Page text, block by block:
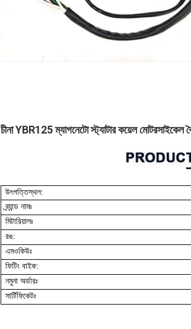
চীনা YBR125 ম্যাগনেটো স্ট্যাটার কয়েল মোটরসাইকেল
উৎপত্তিস্থল:
ব্র্যান্ড নামঃ
মিটারিয়ালঃ
রঙ:
এমওকিউঃ
ফিটিং বাইক:
নমুনা অর্ডারঃ
সার্টিফিকেটঃ